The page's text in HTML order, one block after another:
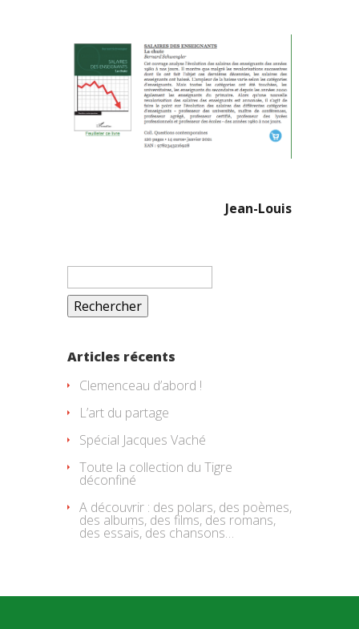
Jean-Louis
Rechercher :
Articles récents
Clemenceau d’abord !
L’art du partage
Spécial Jacques Vaché
Toute la collection du Tigre
déconfiné
A découvrir : des polars, des poèmes,
des albums, des films, des romans,
des essais, des chansons…